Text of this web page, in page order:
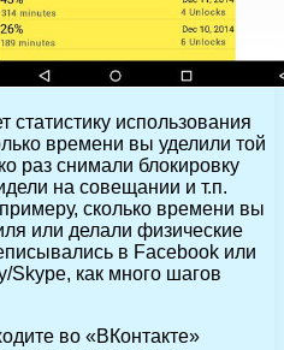
статистику использования
времени вы уделили той
раз снимали блокировку
на совещании и т.п.
сколько времени вы
или делали физические
в Facebook или
Skype, как много шагов
во «ВКонтакте»